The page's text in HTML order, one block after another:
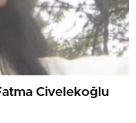
Civelekoğlu